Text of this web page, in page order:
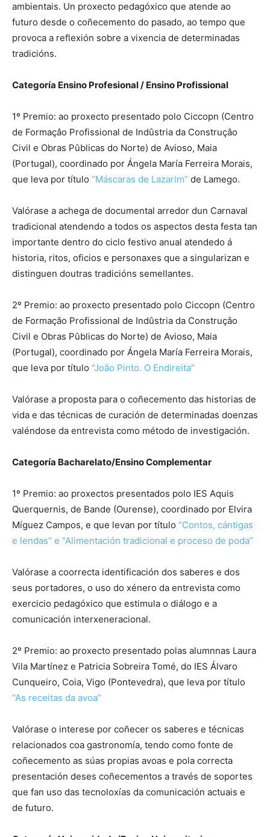
ambientais. Un proxecto pedagóxico que atende ao
futuro desde o coñecemento do pasado, ao tempo que
provoca a reflexión sobre a vixencia de determinadas
tradicións.
Categoría Ensino Profesional / Ensino Profissional
1º Premio: ao proxecto presentado polo Ciccopn (Centro
de Formaçâo Profissional de Indûstria da Construçâo
Civil e Obras Pûblicas do Norte) de Avioso, Maia
(Portugal), coordinado por Ángela María Ferreira Morais,
que leva por título “Máscaras de Lazarim” de Lamego.
Valórase a achega de documental arredor dun Carnaval
tradicional atendendo a todos os aspectos desta festa tan
importante dentro do ciclo festivo anual atendedo á
historia, ritos, oficios e personaxes que a singularizan e
distinguen doutras tradicións semellantes.
2º Premio: ao proxecto presentado polo Ciccopn (Centro
de Formaçâo Profissional de Indûstria da Construçâo
Civil e Obras Pûblicas do Norte) de Avioso, Maia
(Portugal), coordinado por Ángela María Ferreira Morais,
que leva por título “João Pinto. O Endireita”
Valórase a proposta para o coñecemento das historias de
vida e das técnicas de curación de determinadas doenzas
valéndose da entrevista como método de investigación.
Categoría Bacharelato/Ensino Complementar
1º Premio: ao proxectos presentados polo IES Aquis
Querquernis, de Bande (Ourense), coordinado por Elvira
Míguez Campos, e que levan por título “Contos, cántigas
e lendas” e “Alimentación tradicional e proceso de poda”
Valórase a coorrecta identificación dos saberes e dos
seus portadores, o uso do xénero da entrevista como
exercicio pedagóxico que estimula o diálogo e a
comunicación interxeneracional.
2º Premio: ao proxecto presentado polas alumnnas Laura
Vila Martínez e Patricia Sobreira Tomé, do IES Álvaro
Cunqueiro, Coia, Vigo (Pontevedra), que leva por título
“As receitas da avoa”
Valórase o interese por coñecer os saberes e técnicas
relacionados coa gastronomía, tendo como fonte de
coñecemento as súas propias avoas e pola correcta
presentación deses coñecementos a través de soportes
que fan uso das tecnoloxías da comunicación actuais e
de futuro.